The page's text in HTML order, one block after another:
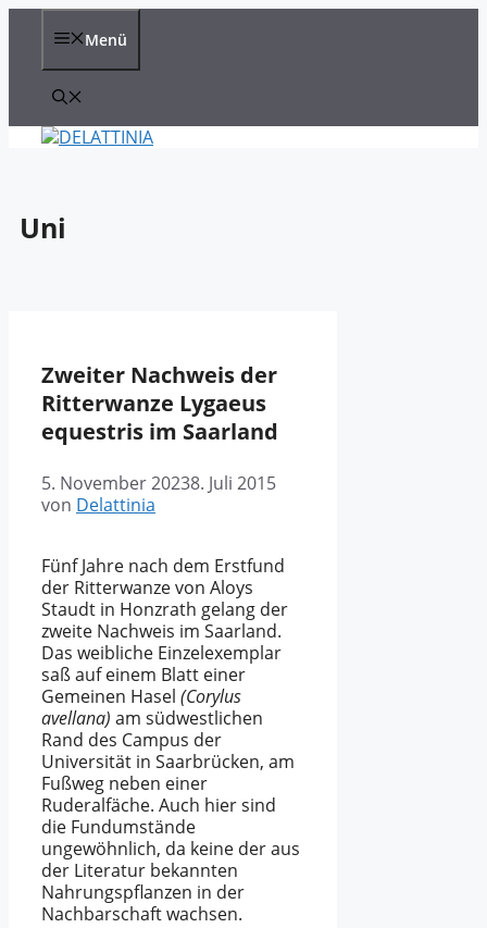
Zum
Menü
Uni
Zweiter Nachweis der
Ritterwanze Lygaeus
equestris im Saarland
5. November 20238. Juli 2015
von Delattinia
Fünf Jahre nach dem Erstfund
der Ritterwanze von Aloys
Staudt in Honzrath gelang der
zweite Nachweis im Saarland.
Das weibliche Einzelexemplar
saß auf einem Blatt einer
Gemeinen Hasel (Corylus
avellana) am südwestlichen
Rand des Campus der
Universität in Saarbrücken, am
Fußweg neben einer
Ruderalfäche. Auch hier sind
die Fundumstände
ungewöhnlich, da keine der aus
der Literatur bekannten
Nahrungspflanzen in der
Nachbarschaft wachsen.